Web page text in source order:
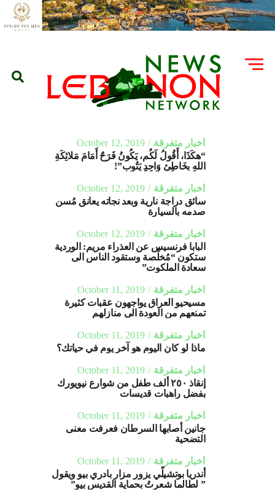
أخبار متفرقة
October 12, 2019
“هكَذَا، أَقُولُ لَكُم، يَكُونُ فَرَحٌ أَمَامَ مَلائِكَةِ
اللهِ بِخَاطِئٍ وَاحِدٍ يَتُوب”!
أخبار متفرقة
October 12, 2019
سائق دراجة نارية وبعد نجاته يعانق مُسن
صدمه بالسيارة
أخبار متفرقة
October 12, 2019
البابا فرنسيس عن العذراء مريم: الوردية
ستكون “مُخلِّصة وستقود الناس الى
سعادة الملكوت”
أخبار متفرقة
October 11, 2019
مسيحيو العراق يواجهون عقبات كثيرة
تمنعهم من العودة الى منازلهم
أخبار متفرقة
October 11, 2019
ماذا لو كان اليوم هو آخر يوم في حياتك؟
أخبار متفرقة
October 11, 2019
إنقاذ ٢٥٠ ألف طفل من شوارع نيويورك
بفضل راهبات قديسات
أخبار متفرقة
October 11, 2019
جانين أصابها السرطان فعرفت معنى
التضحية
أخبار متفرقة
October 11, 2019
أندريا بوتشيلّي يزور مزار بادري بيو ويقول
” لطالما شعرتُ بحماية القديس بيو”